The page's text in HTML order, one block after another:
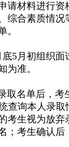
请材料进行资
综合素质情况
。
5月初组织面
为准。
取名单后，考
查询本人录
考生视为放弃
；考生确认后